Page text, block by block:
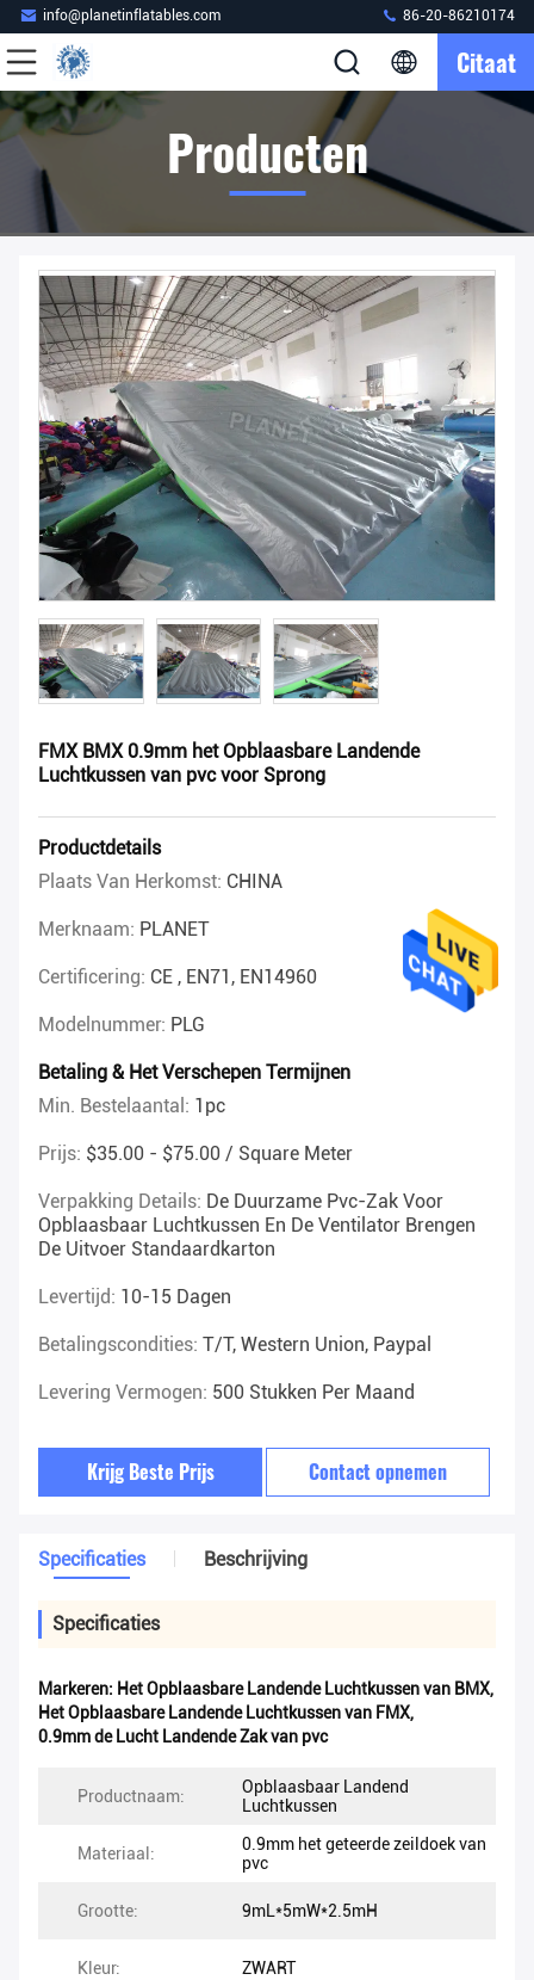
info@planetinflatables.com 86-20-86210174
Citaat
Producten
FMX BMX 0.9mm het Opblaasbare Landende
Luchtkussen van pvc voor Sprong
Productdetails
Plaats Van Herkomst: CHINA
Merknaam: PLANET
Certificering: CE , EN71, EN14960
Modelnummer: PLG
Betaling & Het Verschepen Termijnen
Min. Bestelaantal: 1pc
Prijs: $35.00 - $75.00 / Square Meter
Verpakking Details: De Duurzame Pvc-Zak Voor
Opblaasbaar Luchtkussen En De Ventilator Brengen
De Uitvoer Standaardkarton
Levertijd: 10-15 Dagen
Betalingscondities: T/T, Western Union, Paypal
Levering Vermogen: 500 Stukken Per Maand
Krijg Beste Prijs Contact opnemen
Specificaties Beschrijving
Specificaties
Markeren: Het Opblaasbare Landende Luchtkussen van BMX,
Het Opblaasbare Landende Luchtkussen van FMX,
0.9mm de Lucht Landende Zak van pvc
Productnaam:
Opblaasbaar Landend
Luchtkussen
Materiaal:
0.9mm het geteerde zeildoek van
pvc
Grootte: 9mL*5mW*2.5mH
Kleur: ZWART